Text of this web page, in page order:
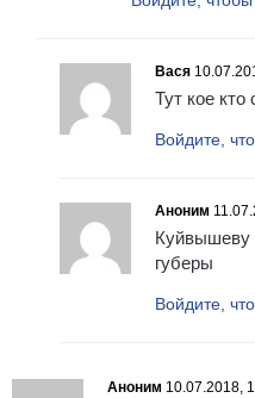
Вася
Тут кое кто
Войдите,
Аноним
Куйвышеву
губеры
Войдите,
Аноним 10.07.2018,